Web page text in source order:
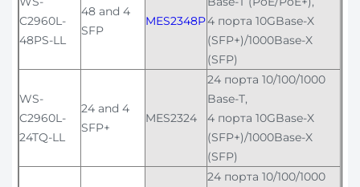
C2960L-
48PS-LL
48 and 4
SFP
MES2348P4 порта 10GBase-X
(SFP+)/1000Base-X
(SFP)
WS-
C2960L-
24TQ-LL
24 and 4
SFP+
MES2324
24 порта 10/100/1000
Base-T,
4 порта 10GBase-X
(SFP+)/1000Base-X
(SFP)
24 порта 10/100/1000